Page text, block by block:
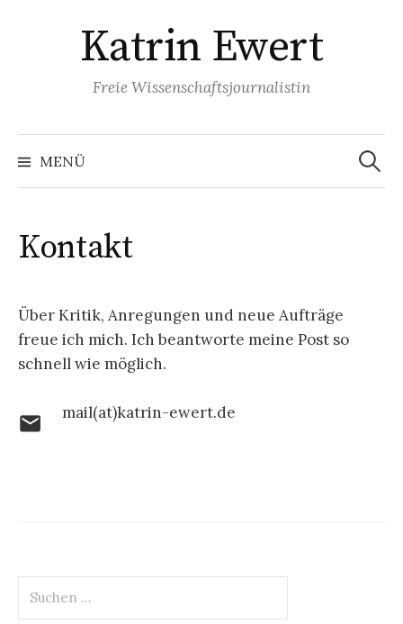
Katrin Ewert
Freie Wissenschaftsjournalistin
MENÜ
Suche
nach:
Kontakt
Über Kritik, Anregungen und neue Aufträge
freue ich mich. Ich beantworte meine Post so
schnell wie möglich.
mail mail(at)katrin-ewert.de
nach: